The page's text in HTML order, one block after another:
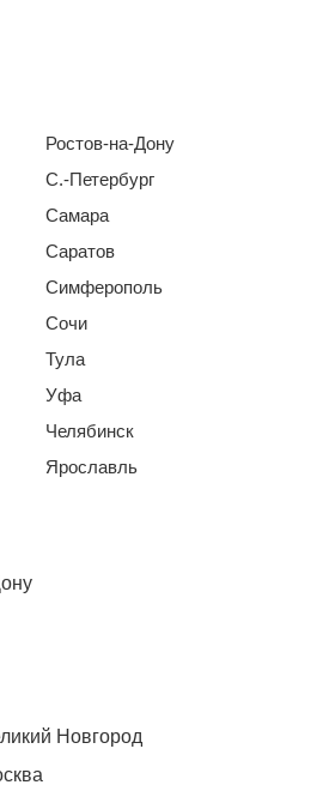
Ростов-на-Дону
С.-Петербург
Самара
Саратов
Симферополь
Сочи
Тула
Уфа
Челябинск
Ярославль
Новгород